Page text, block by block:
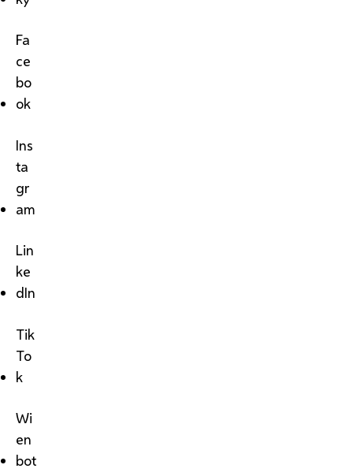
Fa
ce
bo
ok
Ins
ta
gr
am
Lin
ke
dIn
Tik
To
k
Wi
en
bot